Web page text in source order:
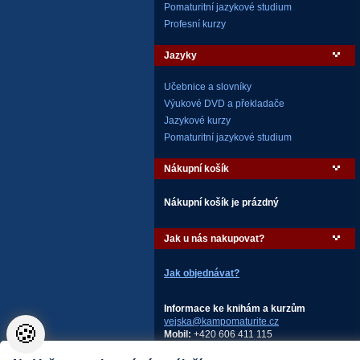
Pomaturitní jazykové studium
Profesní kurzy
Jazyky
Učebnice a slovníky
Výukové DVD a překladače
Jazykové kurzy
Pomaturitní jazykové studium
Nákupní košík
Nákupní košík je prázdný
Jak u nás nakupovat?
Jak objednávat?
Informace ke knihám a kurzům
vejska@kampomaturite.cz
Mobil: +420 606 411 115
🍪